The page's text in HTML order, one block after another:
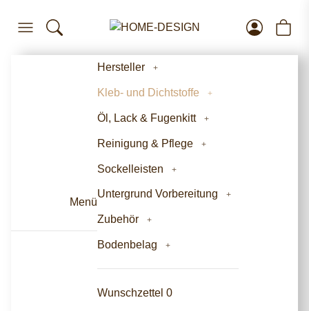
Menü
Hersteller
Kleb- und Dichtstoffe
Öl, Lack & Fugenkitt
Reinigung & Pflege
Sockelleisten
Untergrund Vorbereitung
Zubehör
Bodenbelag
Wunschzettel 0